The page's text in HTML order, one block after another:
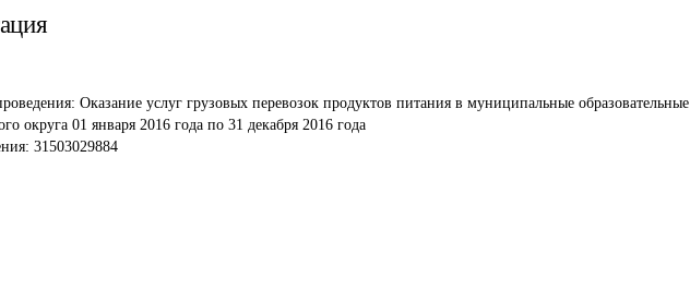
Оказание услуг грузовых перевозок продуктов питания в муниципальные образовательные
округа 01 января 2016 года по 31 декабря 2016 года
31503029884